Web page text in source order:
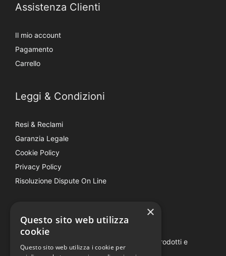
Assistenza Clienti
Il mio account
Pagamento
Carrello
Leggi & Condizioni
Resi & Reclami
Garanzia Legale
Cookie Policy
Privacy Policy
Risoluzione Dispute On Line
Be Social
Seguici e rimani aggiornato su tutti i nostri prodotti e
iniziative.
×
Questo sito web utilizza
cookie
Questo sito web utilizza i cookie per